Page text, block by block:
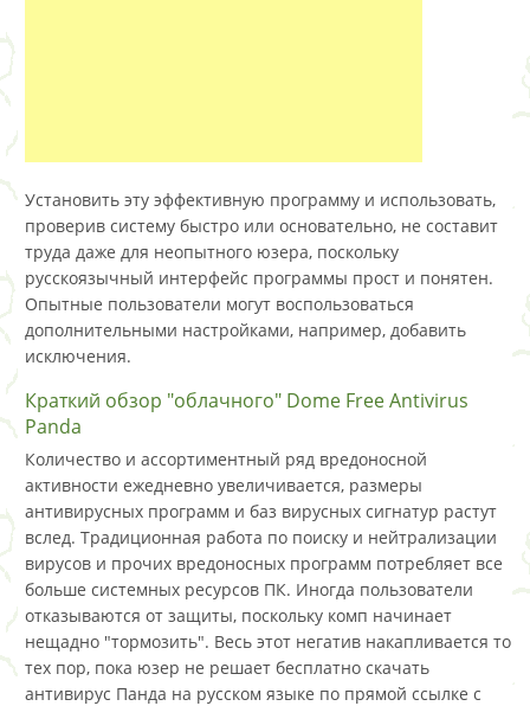
Установить эту эффективную программу и использовать,
проверив систему быстро или основательно, не составит
труда даже для неопытного юзера, поскольку
русскоязычный интерфейс программы прост и понятен.
Опытные пользователи могут воспользоваться
дополнительными настройками, например, добавить
исключения.
Краткий обзор "облачного" Dome Free Antivirus
Panda
Количество и ассортиментный ряд вредоносной
активности ежедневно увеличивается, размеры
антивирусных программ и баз вирусных сигнатур растут
вслед. Традиционная работа по поиску и нейтрализации
вирусов и прочих вредоносных программ потребляет все
больше системных ресурсов ПК. Иногда пользователи
отказываются от защиты, поскольку комп начинает
нещадно "тормозить". Весь этот негатив накапливается то
тех пор, пока юзер не решает бесплатно скачать
антивирус Панда на русском языке по прямой ссылке с